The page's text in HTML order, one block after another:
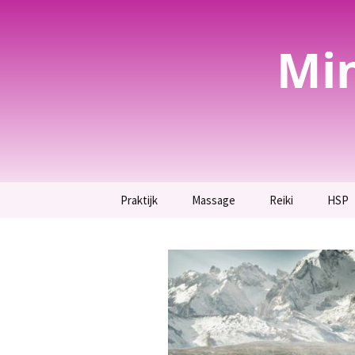
Praktijk
Lotusbloem
Voor spirituele
bezoekers.
Breng rust terug in jouw
Massage
Voetreflexmassage en
therapie.
Guasha, bij hardnekkige
rug- en
schouderklachten.
Reiki
Reiki
Reiki inwijding
HSP
hier.